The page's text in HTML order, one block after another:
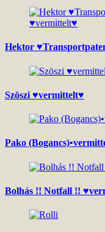
Hektor
Szöszi ♥vermittelt♥
Pako
Bolhás !! Notfall !!